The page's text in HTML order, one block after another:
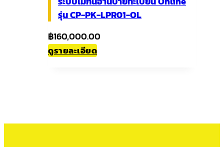
รุ่น CP-PK-LPR01-OL
฿160,000.00
ดูรายละเอียด